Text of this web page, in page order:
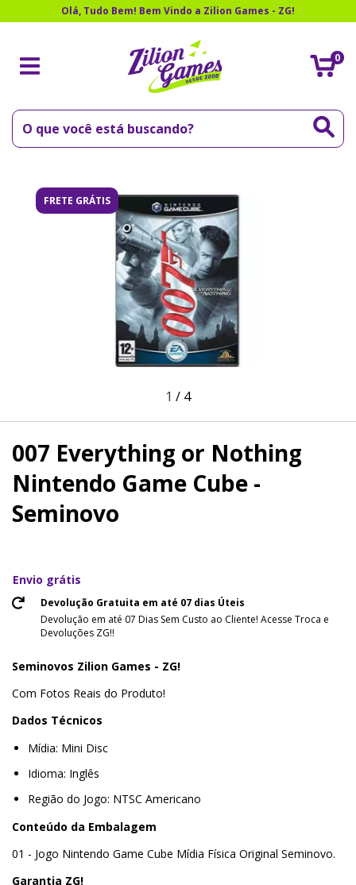
Olá, Tudo Bem! Bem Vindo a Zilion Games - ZG!
0
FRETE GRÁTIS
1 / 4
007 Everything or Nothing
Nintendo Game Cube -
Seminovo
Envio grátis
Devolução Gratuita em até 07 dias Úteis
Devolução em até 07 Dias Sem Custo ao Cliente! Acesse Troca e
Devoluções ZG!!
Seminovos Zilion Games - ZG!
Com Fotos Reais do Produto!
Dados Técnicos
Mídia: Mini Disc
Idioma: Inglês
Região do Jogo: NTSC Americano
Conteúdo da Embalagem
01 - Jogo Nintendo Game Cube Mídia Física Original Seminovo.
Garantia ZG!